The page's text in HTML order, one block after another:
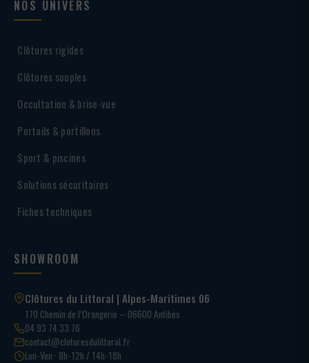
NOS UNIVERS
Clôtures rigides
Clôtures souples
Occultation & brise-vue
Portails & portillons
Sport & piscines
Solutions sécuritaires
Fiches techniques
SHOWROOM
Clôtures du Littoral | Alpes-Maritimes 06
170 Chemin de l’Orangerie – 06600 Antibes
04 93 74 33 76
contact@cloturesdulittoral.fr
Lun-Ven · 8h-12h / 14h-18h